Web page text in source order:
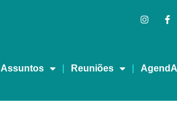
Assuntos Reuniões